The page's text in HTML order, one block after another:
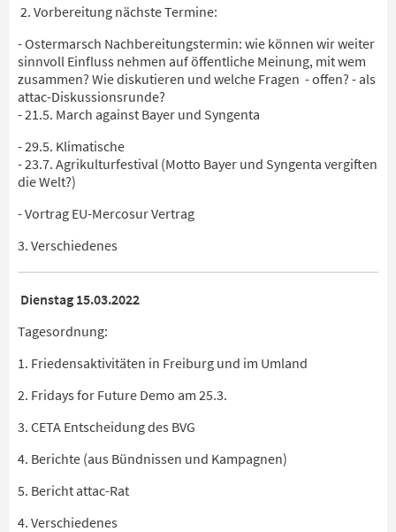
2. Vorbereitung nächste Termine:
- Ostermarsch Nachbereitungstermin: wie können wir weiter
sinnvoll Einfluss nehmen auf öffentliche Meinung, mit wem
zusammen? Wie diskutieren und welche Fragen - offen? - als
attac-Diskussionsrunde?
- 21.5. March against Bayer und Syngenta
- 29.5. Klimatische
- 23.7. Agrikulturfestival (Motto Bayer und Syngenta vergiften
die Welt?)
- Vortrag EU-Mercosur Vertrag
3. Verschiedenes
Dienstag 15.03.2022
Tagesordnung:
1. Friedensaktivitäten in Freiburg und im Umland
2. Fridays for Future Demo am 25.3.
3. CETA Entscheidung des BVG
4. Berichte (aus Bündnissen und Kampagnen)
5. Bericht attac-Rat
4. Verschiedenes